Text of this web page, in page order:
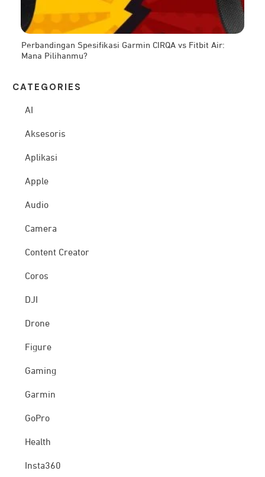
Perbandingan Spesifikasi Garmin CIRQA vs Fitbit Air:
Mana Pilihanmu?
CATEG ORIES
AI
Aksesoris
Aplikasi
Apple
Audio
Camera
Content Creator
Coros
DJI
Drone
Figure
Gaming
Garmin
GoPro
Health
Insta360